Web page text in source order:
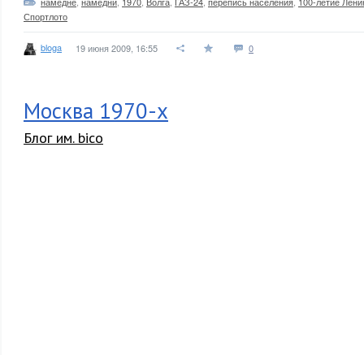
Спортлото
bloga 19 июня 2009, 16:55 0
Москва 1970-х
Блог им. bico